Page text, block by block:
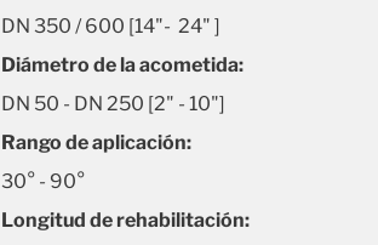
DN 350 / 600 [14"- 24" ]
Diámetro de la acometida:
DN 50 - DN 250 [2" - 10"]
Rango de aplicación:
30° - 90°
Longitud de rehabilitación: